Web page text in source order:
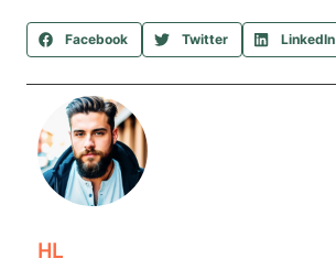
Facebook Twitter LinkedIn
HL